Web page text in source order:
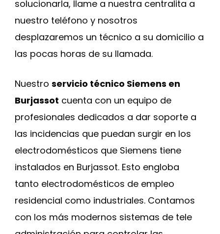
solucionarla, llame a nuestra centralita a
nuestro teléfono y nosotros
desplazaremos un técnico a su domicilio a
las pocas horas de su llamada.
Nuestro servicio técnico Siemens en
Burjassot cuenta con un equipo de
profesionales dedicados a dar soporte a
las incidencias que puedan surgir en los
electrodomésticos que Siemens tiene
instalados en Burjassot. Esto engloba
tanto electrodomésticos de empleo
residencial como industriales. Contamos
con los más modernos sistemas de tele